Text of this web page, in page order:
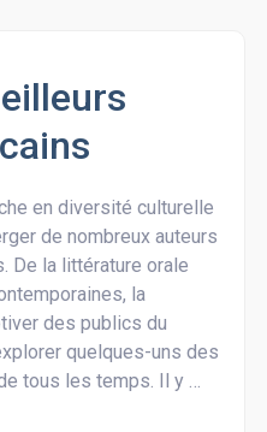
en diversité culturelle
de nombreux auteurs
De la littérature orale
la
des publics du
quelques-uns des
tous les temps. Il y …